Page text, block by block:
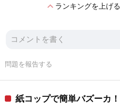
expand_lessランキングを上げる
問題を報告する
紙コップで簡単バズーカ！